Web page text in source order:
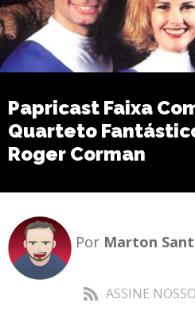
Papricast Faixa
Quarteto
Roger Corman
Por Marton
ASSINE